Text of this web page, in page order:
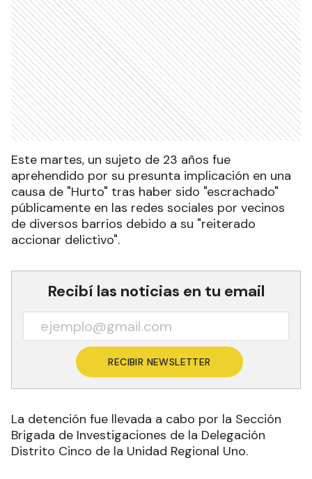
Este martes, un sujeto de 23 años fue
aprehendido por su presunta implicación en una
causa de "Hurto" tras haber sido "escrachado"
públicamente en las redes sociales por vecinos
de diversos barrios debido a su "reiterado
accionar delictivo".
Recibí las noticias en tu email
RECIBIR NEWSLETTER
La detención fue llevada a cabo por la Sección
Brigada de Investigaciones de la Delegación
Distrito Cinco de la Unidad Regional Uno.